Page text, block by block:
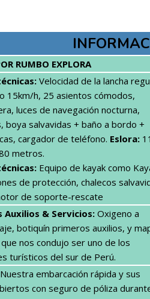
RUMBO EXPLORA
Velocidad de la lancha
15km/h, 25 asientos cómodos,
luces de navegación nocturna,
boya salvavidas + baño a bordo +
cargador de teléfono. Eslora: 11
metros.
Equipo de kayak como
de protección, chalecos
de soporte-rescate
Auxilios & Servicios: Oxigeno a
botiquín primeros auxilios, y
nos condujo ser uno de los
turísticos del sur de Perú.
Nuestra embarcación rápida y sus
con seguro de póliza